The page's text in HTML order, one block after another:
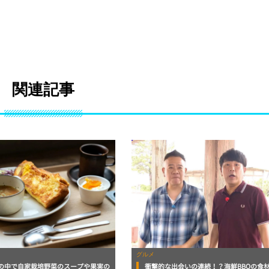
関連記事
中で自家栽培野菜のスープや果実の
グルメ
衝撃的な出会いの連続！？海鮮BBQの食